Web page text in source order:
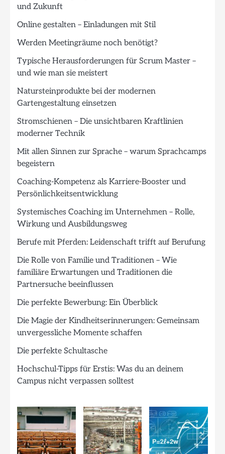
und Zukunft
Online gestalten – Einladungen mit Stil
Werden Meetingräume noch benötigt?
Typische Herausforderungen für Scrum Master –
und wie man sie meistert
Natursteinprodukte bei der modernen
Gartengestaltung einsetzen
Stromschienen – Die unsichtbaren Kraftlinien
moderner Technik
Mit allen Sinnen zur Sprache – warum Sprachcamps
begeistern
Coaching-Kompetenz als Karriere-Booster und
Persönlichkeitsentwicklung
Systemisches Coaching im Unternehmen – Rolle,
Wirkung und Ausbildungsweg
Berufe mit Pferden: Leidenschaft trifft auf Berufung
Die Rolle von Familie und Traditionen – Wie
familiäre Erwartungen und Traditionen die
Partnersuche beeinflussen
Die perfekte Bewerbung: Ein Überblick
Die Magie der Kindheitserinnerungen: Gemeinsam
unvergessliche Momente schaffen
Die perfekte Schultasche
Hochschul-Tipps für Erstis: Was du an deinem
Campus nicht verpassen solltest